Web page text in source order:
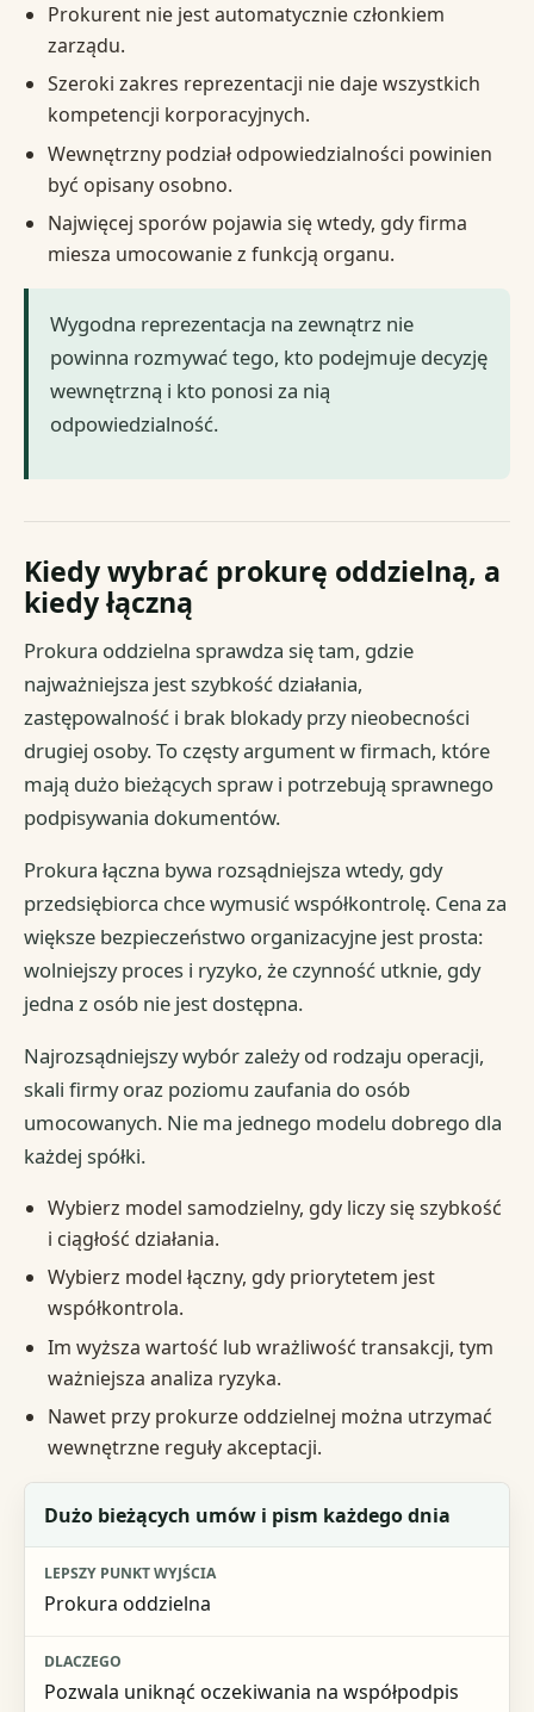
Prokurent nie jest automatycznie członkiem
zarządu.
Szeroki zakres reprezentacji nie daje wszystkich
kompetencji korporacyjnych.
Wewnętrzny podział odpowiedzialności powinien
być opisany osobno.
Najwięcej sporów pojawia się wtedy, gdy firma
miesza umocowanie z funkcją organu.
Wygodna reprezentacja na zewnątrz nie
powinna rozmywać tego, kto podejmuje decyzję
wewnętrzną i kto ponosi za nią
odpowiedzialność.
Kiedy wybrać prokurę oddzielną, a
kiedy łączną
Prokura oddzielna sprawdza się tam, gdzie
najważniejsza jest szybkość działania,
zastępowalność i brak blokady przy nieobecności
drugiej osoby. To częsty argument w firmach, które
mają dużo bieżących spraw i potrzebują sprawnego
podpisywania dokumentów.
Prokura łączna bywa rozsądniejsza wtedy, gdy
przedsiębiorca chce wymusić współkontrolę. Cena za
większe bezpieczeństwo organizacyjne jest prosta:
wolniejszy proces i ryzyko, że czynność utknie, gdy
jedna z osób nie jest dostępna.
Najrozsądniejszy wybór zależy od rodzaju operacji,
skali firmy oraz poziomu zaufania do osób
umocowanych. Nie ma jednego modelu dobrego dla
każdej spółki.
Wybierz model samodzielny, gdy liczy się szybkość
i ciągłość działania.
Wybierz model łączny, gdy priorytetem jest
współkontrola.
Im wyższa wartość lub wrażliwość transakcji, tym
ważniejsza analiza ryzyka.
Nawet przy prokurze oddzielnej można utrzymać
wewnętrzne reguły akceptacji.
Sytuacja
Lepszy punkt wyjścia
Dużo bieżących umów i pism każdego dnia
Prokura oddzielna
Pozwala uniknąć oczekiwania na współpodpis